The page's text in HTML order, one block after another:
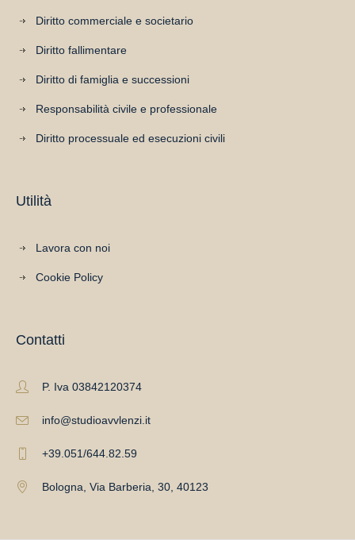
Diritto commerciale e societario
Diritto fallimentare
Diritto di famiglia e successioni
Responsabilità civile e professionale
Diritto processuale ed esecuzioni civili
Utilità
Lavora con noi
Cookie Policy
Contatti
P. Iva 03842120374
info@studioavvlenzi.it
+39.051/644.82.59
Bologna, Via Barberia, 30, 40123